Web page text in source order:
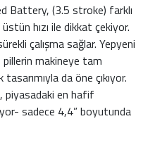
Battery, (3.5 stroke) farklı
hızı ile dikkat çekiyor.
çalışma sağlar. Yepyeni
makineye tam
da öne çıkıyor.
piyasadaki en hafif
sadece 4,4” boyutunda